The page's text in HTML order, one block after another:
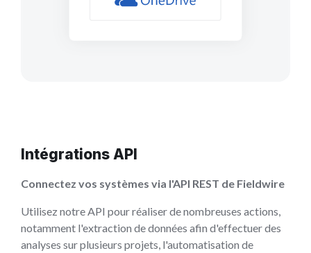
Intégrations API
Connectez vos systèmes via l'API REST de Fieldwire
Utilisez notre API pour réaliser de nombreuses actions,
notamment l'extraction de données afin d'effectuer des
analyses sur plusieurs projets, l'automatisation de